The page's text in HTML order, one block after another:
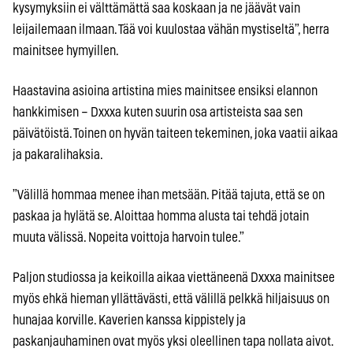
kysymyksiin ei välttämättä saa koskaan ja ne jäävät vain
leijailemaan ilmaan. Tää voi kuulostaa vähän mystiseltä”, herra
mainitsee hymyillen.
Haastavina asioina artistina mies mainitsee ensiksi elannon
hankkimisen – Dxxxa kuten suurin osa artisteista saa sen
päivätöistä. Toinen on hyvän taiteen tekeminen, joka vaatii aikaa
ja pakaralihaksia.
”Välillä hommaa menee ihan metsään. Pitää tajuta, että se on
paskaa ja hylätä se. Aloittaa homma alusta tai tehdä jotain
muuta välissä. Nopeita voittoja harvoin tulee.”
Paljon studiossa ja keikoilla aikaa viettäneenä Dxxxa mainitsee
myös ehkä hieman yllättävästi, että välillä pelkkä hiljaisuus on
hunajaa korville. Kaverien kanssa kippistely ja
paskanjauhaminen ovat myös yksi oleellinen tapa nollata aivot.